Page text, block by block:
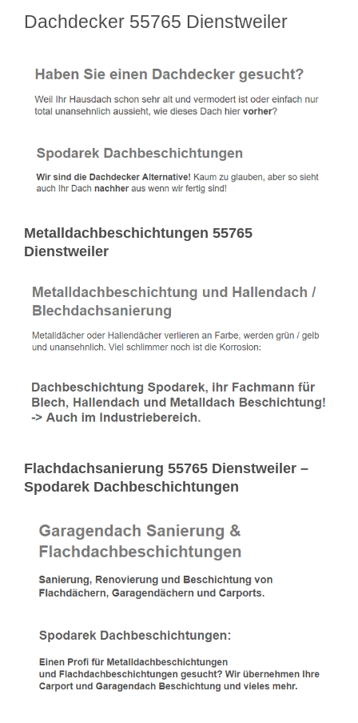
Dachdecker 55765 Dienstweiler
Metalldachbeschichtungen 55765
Dienstweiler
Flachdachsanierung 55765 Dienstweiler –
Spodarek Dachbeschichtungen